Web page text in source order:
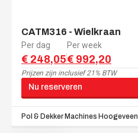
CATM316 - Wielkraan
Per dag
€ 248,05
Per week
€ 992,20
Prijzen zijn inclusief 21% BTW
Nu reserveren
Pol & Dekker Machines Hoogeveen